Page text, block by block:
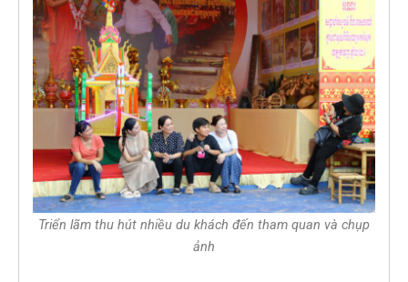
Triển lãm thu hút nhiều du khách đến tham quan và chụp
ảnh